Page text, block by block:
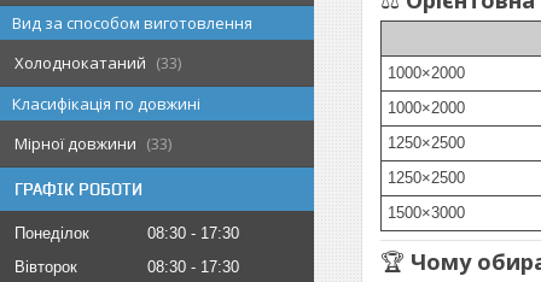
Вид за способом виготовлення
Холоднокатаний
33
Класифікація по довжині
Мірної довжини
33
ГРАФІК РОБОТИ
Понеділок 08:30
17:30
Вівторок
08:30
17:30
1000×2000
1000×2000
1250×2500
1250×2500
1500×3000
🏆 Чому